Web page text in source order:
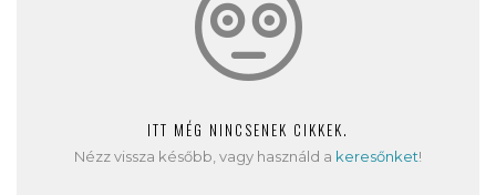
ITT MÉG NINCSENEK CIKKEK.
Nézz vissza később, vagy használd a keresőnket!